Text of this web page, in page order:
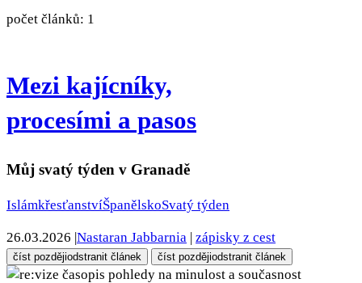
počet článků: 1
Mezi kajícníky,
procesími a pasos
Můj svatý týden v Granadě
IslámkřesťanstvíŠpanělskoSvatý týden
26.03.2026 |Nastaran Jabbarnia | zápisky z cest
číst pozdějiodstranit článek číst pozdějiodstranit článek
pohledy na minulost a současnost